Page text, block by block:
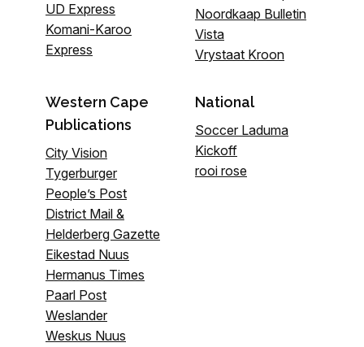
UD Express
Komani-Karoo
Express
Noordkaap Bulletin
Vista
Vrystaat Kroon
Western Cape
Publications
City Vision
Tygerburger
People’s Post
District Mail &
Helderberg Gazette
Eikestad Nuus
Hermanus Times
Paarl Post
Weslander
Weskus Nuus
National
Soccer Laduma
Kickoff
rooi rose